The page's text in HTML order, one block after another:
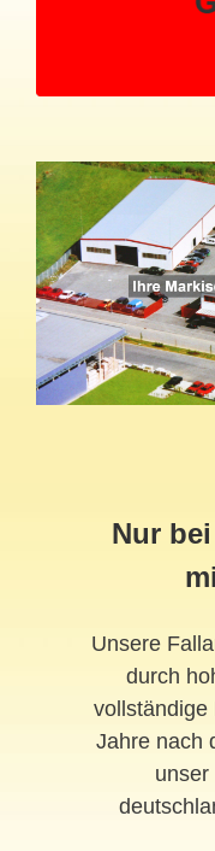
Nur bei
Unsere
durch
vollständige
Jahre nach
unser